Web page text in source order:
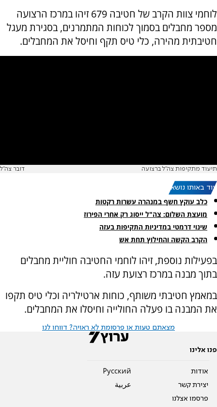
לוחמי צוות הקרב של חטיבה 679 זיהו במרכז הרצועה
מספר מחבלים בסמוך לכוחות המתמרנים, בסגירת מעגל
חטיבתית מהירה, כלי טיס תקף וחיסל את המחבלים.
תיעוד מתקיפות צה"ל ברצועה דובר צה"ל
עוד באותו נושא:
כלב עוקץ חשף במנהרה עשרות רקטות
מועצת השלום: צה"ל ייסוג רק אחרי הפירוז
שינוי דרמטי במדיניות התקיפות בעזה
הקרב הקשה והחילוץ תחת אש
בפעילות נוספת, זיהו לוחמי החטיבה חוליית מחבלים
בתוך מבנה במרכז רצועת עזה.
במאמץ חטיבתי משותף, כוחות ארטילריה וכלי טיס תקפו
את המבנה בו פעלה החולייה וחיסלו את המחבלים.
מצאתם טעות או פרסומת לא ראויה? דווחו לנו
פנו אלינו
אודות
יצירת קשר
פרסמו אצלנו
Pусский
عربية